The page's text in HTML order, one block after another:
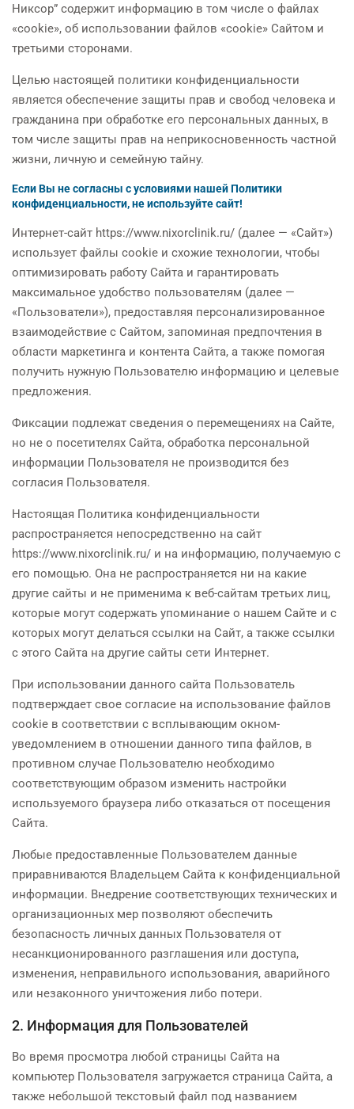
Никсор” содержит информацию в том числе о файлах
«cookie», об использовании файлов «cookie» Сайтом и
третьими сторонами.
Целью настоящей политики конфиденциальности
является обеспечение защиты прав и свобод человека и
гражданина при обработке его персональных данных, в
том числе защиты прав на неприкосновенность частной
жизни, личную и семейную тайну.
Если Вы не согласны с условиями нашей Политики
конфиденциальности, не используйте сайт!
Интернет-сайт https://www.nixorclinik.ru/ (далее — «Сайт»)
использует файлы cookie и схожие технологии, чтобы
оптимизировать работу Сайта и гарантировать
максимальное удобство пользователям (далее —
«Пользователи»), предоставляя персонализированное
взаимодействие с Сайтом, запоминая предпочтения в
области маркетинга и контента Сайта, а также помогая
получить нужную Пользователю информацию и целевые
предложения.
Фиксации подлежат сведения о перемещениях на Сайте,
но не о посетителях Сайта, обработка персональной
информации Пользователя не производится без
согласия Пользователя.
Настоящая Политика конфиденциальности
распространяется непосредственно на сайт
https://www.nixorclinik.ru/ и на информацию, получаемую с
его помощью. Она не распространяется ни на какие
другие сайты и не применима к веб-сайтам третьих лиц,
которые могут содержать упоминание о нашем Сайте и с
которых могут делаться ссылки на Сайт, а также ссылки
с этого Сайта на другие сайты сети Интернет.
При использовании данного сайта Пользователь
подтверждает свое согласие на использование файлов
cookie в соответствии с всплывающим окном-
уведомлением в отношении данного типа файлов, в
противном случае Пользователю необходимо
соответствующим образом изменить настройки
используемого браузера либо отказаться от посещения
Сайта.
Любые предоставленные Пользователем данные
приравниваются Владельцем Сайта к конфиденциальной
информации. Внедрение соответствующих технических и
организационных мер позволяют обеспечить
безопасность личных данных Пользователя от
несанкционированного разглашения или доступа,
изменения, неправильного использования, аварийного
или незаконного уничтожения либо потери.
2. Информация для Пользователей
Во время просмотра любой страницы Сайта на
компьютер Пользователя загружается страница Сайта, а
также небольшой текстовый файл под названием